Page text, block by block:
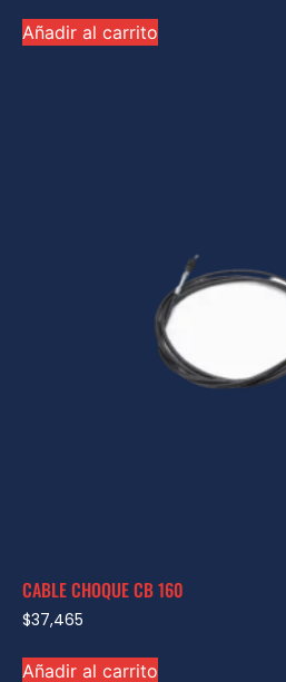
Añadir al carrito
CABLE CHOQUE CB 160
$37,465
Añadir al carrito